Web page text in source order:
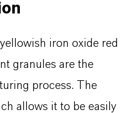
iron oxide red
granules are the
process. The
allows it to be easily